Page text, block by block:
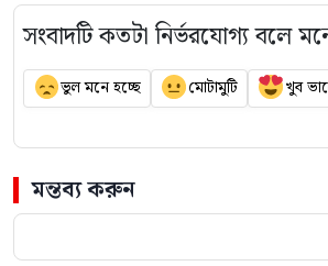
সংবাদটি কতটা নির্ভরযোগ্য বলে
ভুল মনে হচ্ছে মোটামুটি খুব
মন্তব্য করুন